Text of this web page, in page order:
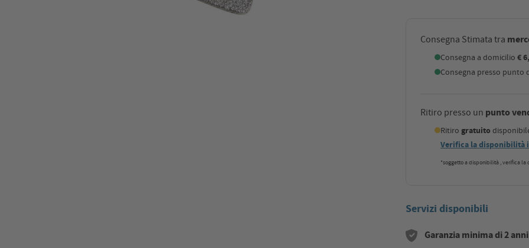
Consegna Stimata tra
Consegna a domicilio €
Consegna presso punto
Ritiro presso un punto
Ritiro gratuito
Verifica la disponibilità
*soggetto a disponibilità , verifica
Servizi disponibili
Garanzia minima di 2